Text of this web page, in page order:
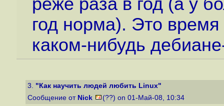
реже раза в год (а у
год норма). Это
каком-нибудь
3. "Как научить людей любить Linux"
Сообщение от Nick (??) on 01-Май-08, 10:34